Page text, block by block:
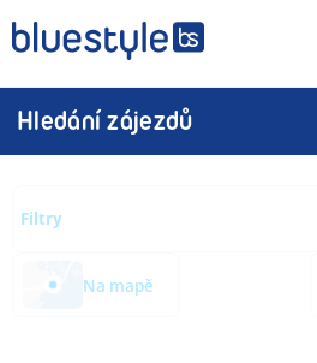
Hledání zájezdů
Filtry
Na mapě